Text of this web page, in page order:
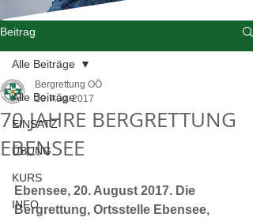
Beitrag
Alle Beiträge
EINSATZ
ÜBUNG
KURS
INFO
Alle Beiträge
70 JAHRE BERGRETTUNG
EBENSEE
Bergrettung OÖ
20. Aug. 2017
Ebensee, 20. August 2017. Die
Bergrettung, Ortsstelle Ebensee,